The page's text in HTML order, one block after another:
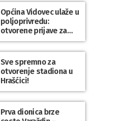
Općina Vidovec ulaže u
poljoprivredu:
otvorene prijave za
općinske potpore
Sve spremno za
otvorenje stadiona u
Hrašćici!
Prva dionica brze